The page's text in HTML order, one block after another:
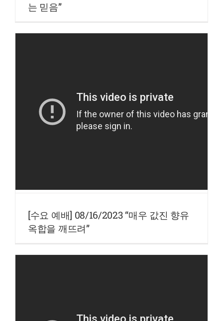
는 믿음”
[수요 예배] 08/16/2023 “매우 값진 향유
옥합을 깨뜨려”